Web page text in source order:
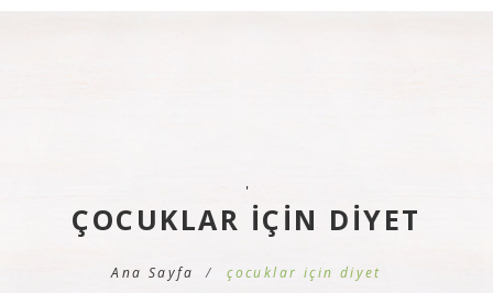
'
ÇOCUKLAR IÇIN DIYET
Ana Sayfa çocuklar için diyet